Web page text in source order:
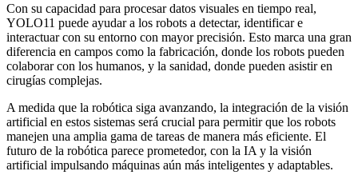
Con su capacidad para procesar datos visuales en tiempo real,
YOLO11 puede ayudar a los robots a detectar, identificar e
interactuar con su entorno con mayor precisión. Esto marca una gran
diferencia en campos como la fabricación, donde los robots pueden
colaborar con los humanos, y la sanidad, donde pueden asistir en
cirugías complejas.
A medida que la robótica siga avanzando, la integración de la visión
artificial en estos sistemas será crucial para permitir que los robots
manejen una amplia gama de tareas de manera más eficiente. El
futuro de la robótica parece prometedor, con la IA y la visión
artificial impulsando máquinas aún más inteligentes y adaptables.